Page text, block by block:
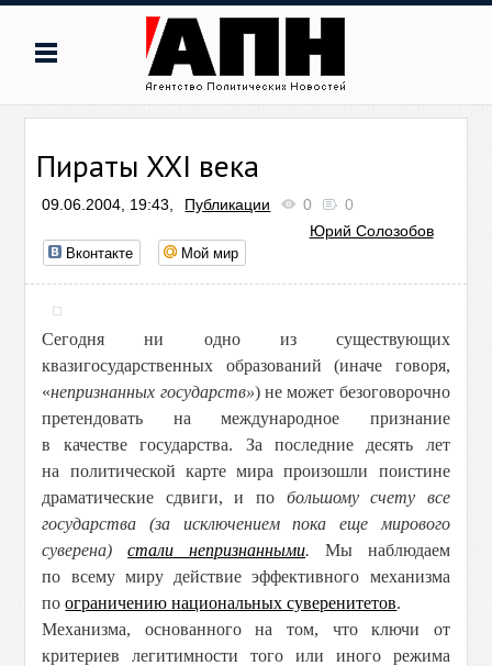
Пираты XXI века
09.06.2004, 19:43, Публикации 0
0
Юрий Солозобов
Вконтакте Мой мир
Сегодня ни одно из существующих
квазигосударственных образований (иначе говоря,
«непризнанных государств») не может безоговорочно
претендовать на международное признание
в качестве государства. За последние десять лет
на политической карте мира произошли поистине
драматические сдвиги, и по большому счету все
государства (за исключением пока еще мирового
суверена)стали непризнанными. Мы наблюдаем
по всему миру действие эффективного механизма
поограничению национальных суверенитетов.
Механизма, основанного на том, что ключи от
критериев легитимности того или иного режима